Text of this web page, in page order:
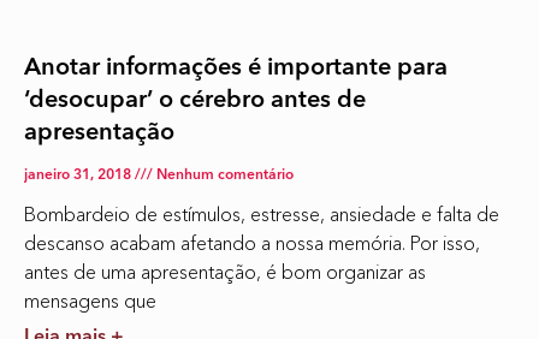
Anotar informações é importante para
‘desocupar’ o cérebro antes de
apresentação
janeiro 31, 2018 Nenhum comentário
Bombardeio de estímulos, estresse, ansiedade e falta de
descanso acabam afetando a nossa memória. Por isso,
antes de uma apresentação, é bom organizar as
mensagens que